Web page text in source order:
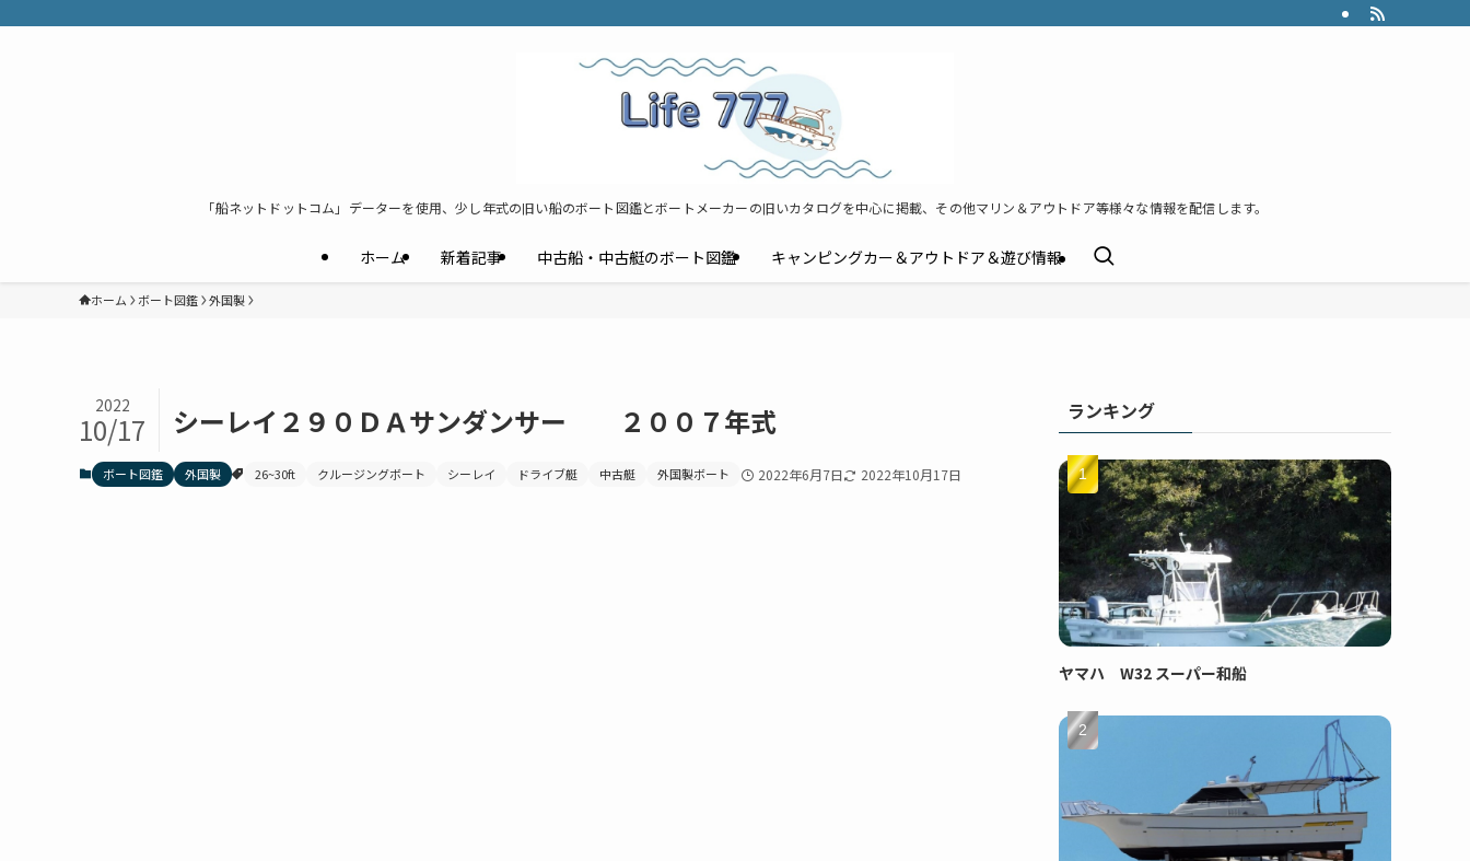
「船ネットドットコム」データーを使用、少し年式の旧い船のボート図鑑とボートメーカーの旧いカタログを中心に掲載、その他マリン＆アウトドア等様々な情報を配信します。
ホーム 新着記事 中古船・中古艇のボート図鑑 キャンピングカー＆アウトドア＆遊び情報
ホーム ボート図鑑 外国製
シーレイ２９０ＤＡサンダンサー ２００７年式
2022
10/17
ボート図鑑 外国製 26~30ft クルージングボート シーレイ ドライブ艇 中古艇 外国製ボート 2022年6月7日 2022年10月17日
ランキング
ヤマハ W32 スーパー和船